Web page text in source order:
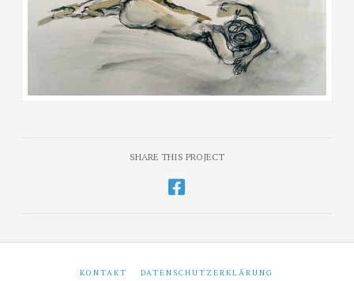
SHARE THIS PROJECT
KONTAKT DATENSCHUTZERKLÄRUNG